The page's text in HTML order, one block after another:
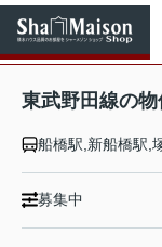
東武野田線の
募集中